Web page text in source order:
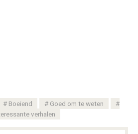
Boeiend
Goed om te weten
verhalen